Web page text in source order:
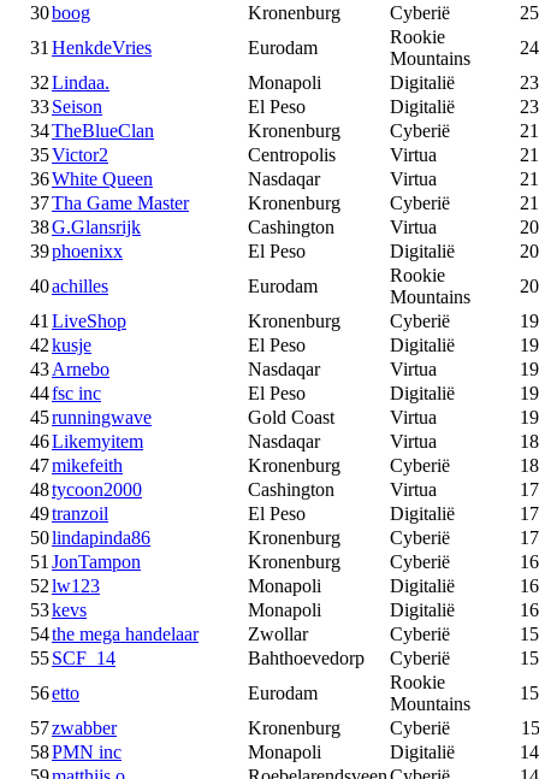
30boog Kronenburg Cyberië
31 HenkdeVries Eurodam
Rookie
Mountains
32Lindaa. Monapoli Digitalië
33Seison El Peso Digitalië
34TheBlueClan Kronenburg Cyberië
35Victor2 Centropolis Virtua
36White Queen Nasdaqar Virtua
37Tha Game Master Kronenburg Cyberië
38G.Glansrijk Cashington Virtua
39phoenixx El Peso Digitalië
40achilles Eurodam
Rookie
Mountains
41 LiveShop Kronenburg Cyberië
42kusje El Peso Digitalië
43Arnebo Nasdaqar Virtua
44fsc inc El Peso Digitalië
45runningwave Gold Coast Virtua
46Likemyitem Nasdaqar Virtua
47mikefeith Kronenburg Cyberië
48tycoon2000 Cashington Virtua
49tranzoil El Peso Digitalië
50lindapinda86 Kronenburg Cyberië
51 JonTampon Kronenburg Cyberië
52lw123 Monapoli Digitalië
53kevs Monapoli Digitalië
54the mega handelaar Zwollar Cyberië
55SCF_14 Bahthoevedorp Cyberië
56etto Eurodam
Rookie
Mountains
57zwabber Kronenburg Cyberië
58PMN inc Monapoli Digitalië